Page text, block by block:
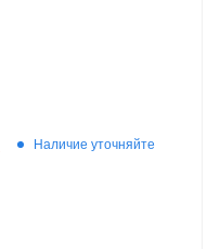
Наличие уточняйте